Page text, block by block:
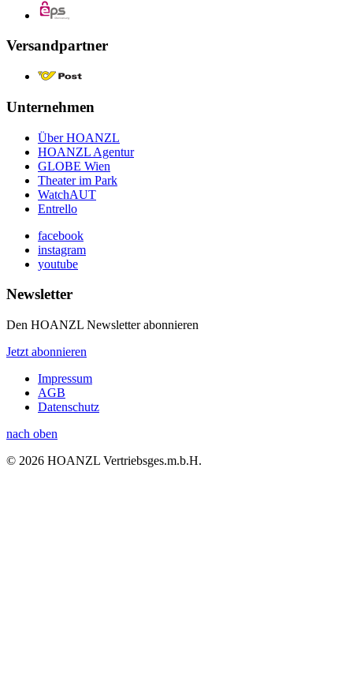
Versandpartner
Unternehmen
Über HOANZL
HOANZL Agentur
GLOBE Wien
Theater im Park
WatchAUT
Entrello
facebook
instagram
youtube
Newsletter
Den HOANZL Newsletter abonnieren
Jetzt abonnieren
Impressum
AGB
Datenschutz
nach oben
© 2026 HOANZL Vertriebsges.m.b.H.